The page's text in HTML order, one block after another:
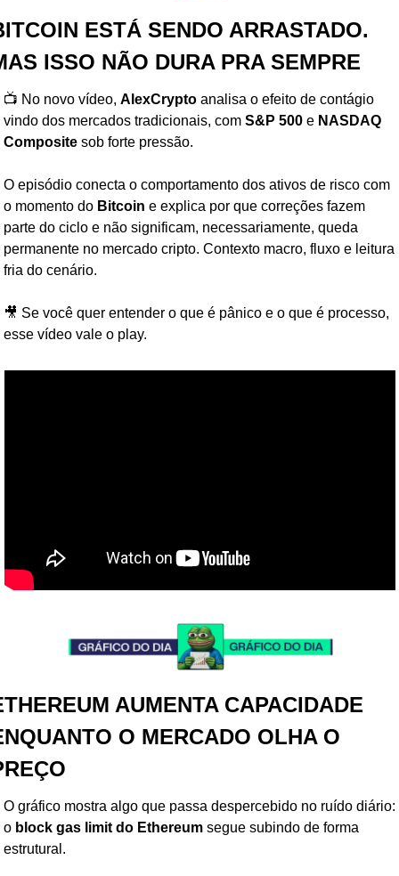
ESTÁ SENDO ARRASTADO.
ISSO NÃO DURA PRA SEMPRE
📺 No novo vídeo, AlexCrypto analisa o efeito de contágio
vindo dos mercados tradicionais, com S&P 500 e NASDAQ
Composite sob forte pressão.
O episódio conecta o comportamento dos ativos de risco com
o momento do Bitcoin e explica por que correções fazem
parte do ciclo e não significam, necessariamente, queda
permanente no mercado cripto. Contexto macro, fluxo e leitura
fria do cenário.
🎥 Se você quer entender o que é pânico e o que é processo,
esse vídeo vale o play.
AUMENTA CAPACIDADE
O MERCADO OLHA O
O gráfico mostra algo que passa despercebido no ruído diário:
o block gas limit do Ethereum segue subindo de forma
estrutural.